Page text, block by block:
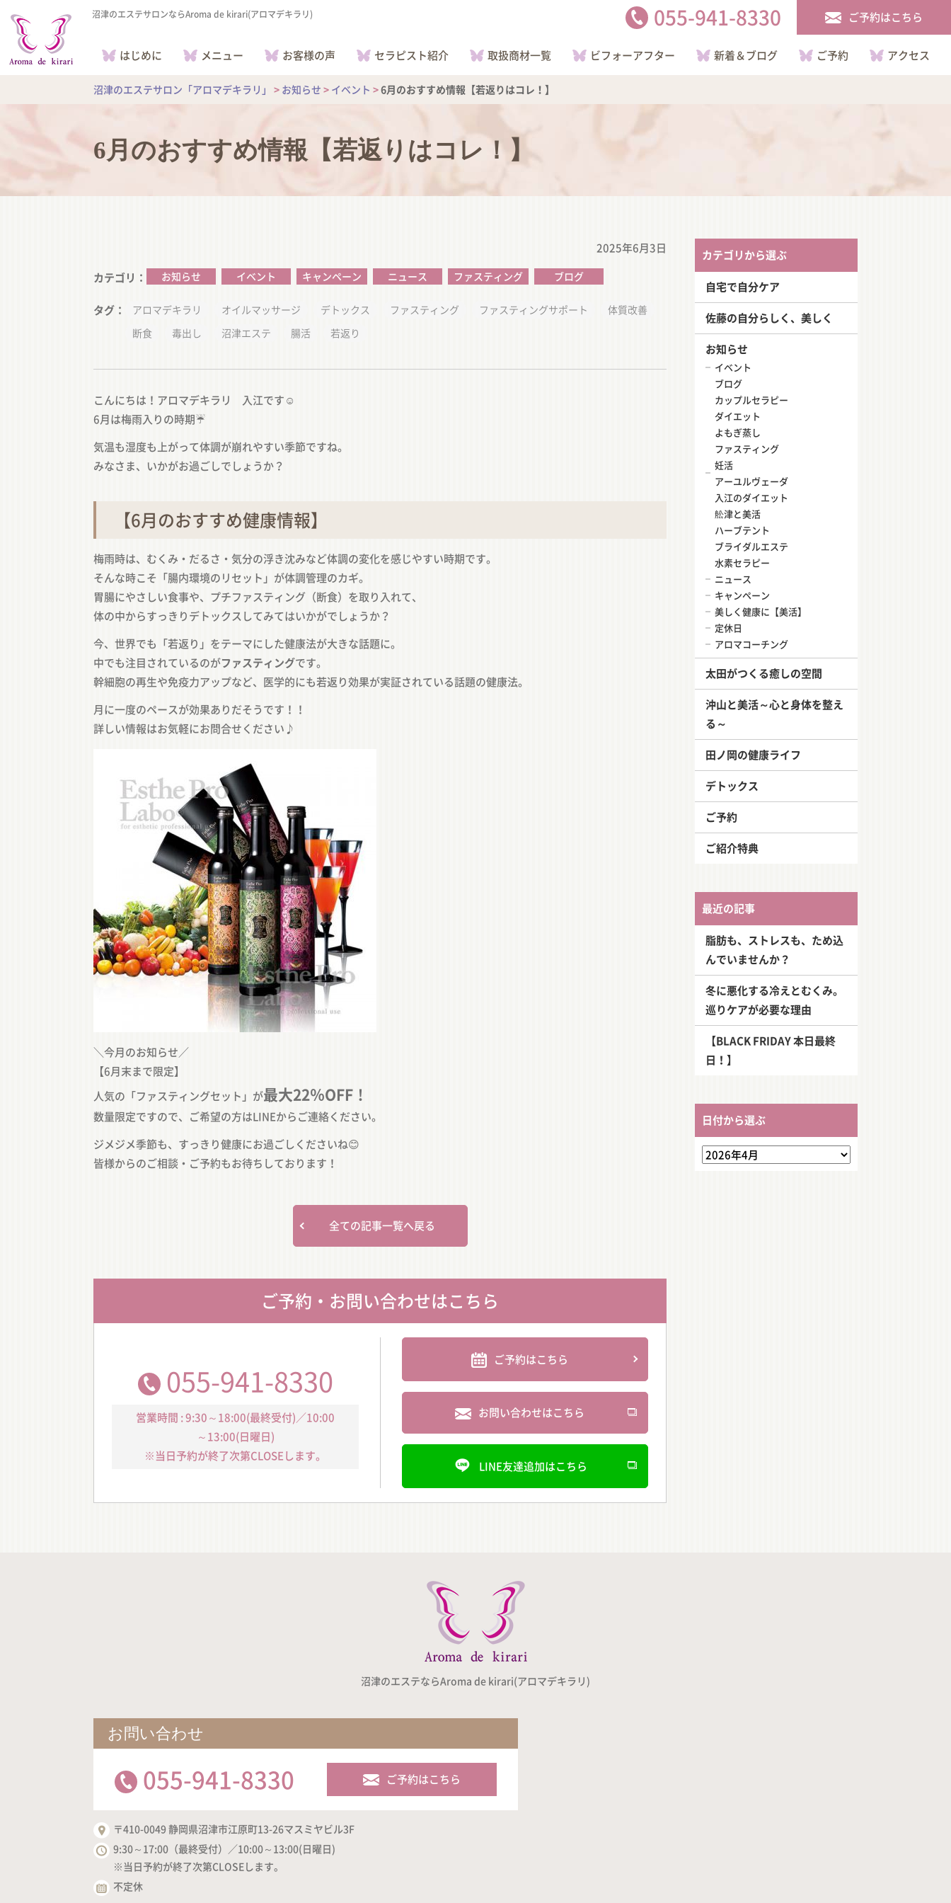
沼津のエステサロンならAroma de kirari(アロマデキラリ) 055-941-8330 ご予約はこちら
はじめに メニュー お客様の声 セラピスト紹介 取扱商材一覧 ビフォーアフター 新着＆ブログ ご予約 アクセス
沼津のエステサロン「アロマデキラリ」 > お知らせ > イベント >6月のおすすめ情報【若返りはコレ！】
6月のおすすめ情報【若返りはコレ！】
2025年6月3日
カテゴリ
お知らせ イベント キャンペーン ニュース ファスティング ブログ
タグ アロマデキラリ オイルマッサージ デトックス ファスティング ファスティングサポート
体質改善
断食
毒出し 沼津エステ 腸活 若返り
こんにちは！アロマデキラリ 入江です☺️
6月は梅雨入りの時期☔️
気温も湿度も上がって体調が崩れやすい季節ですね。
みなさま、いかがお過ごしでしょうか？
【6月のおすすめ健康情報】
梅雨時は、むくみ・だるさ・気分の浮き沈みなど体調の変化を感じやすい時期です。
そんな時こそ「腸内環境のリセット」が体調管理のカギ。
胃腸にやさしい食事や、プチファスティング（断食）を取り入れて、
体の中からすっきりデトックスしてみてはいかがでしょうか？
今、世界でも「若返り」をテーマにした健康法が大きな話題に。
中でも注目されているのがファスティングです。
幹細胞の再生や免疫力アップなど、医学的にも若返り効果が実証されている話題の健康法。
月に一度のペースが効果ありだそうです！！
詳しい情報はお気軽にお問合せください♪
＼今月のお知らせ／
【6月末まで限定】
人気の「ファスティングセット」が最大22％OFF ！
数量限定ですので、ご希望の方はLINEからご連絡ください。
ジメジメ季節も、すっきり健康にお過ごしくださいね😊
皆様からのご相談・ご予約もお待ちしております！
全ての記事一覧へ戻る
ご予約・お問い合わせはこちら
055-941-8330
営業時間 : 9:30～18:00(最終受付)／10:00
～13:00(日曜日)
※当日予約が終了次第CLOSEします。
ご予約はこちら
お問い合わせはこちら
LINE友達追加はこちら
カテゴリから選ぶ
自宅で自分ケア
佐藤の自分らしく、美しく
お知らせ
イベント
ブログ
カップルセラピー
ダイエット
よもぎ蒸し
ファスティング
妊活
アーユルヴェーダ
入江のダイエット
舩津と美活
ハーブテント
ブライダルエステ
水素セラピー
ニュース
キャンペーン
美しく健康に【美活】
定休日
アロマコーチング
太田がつくる癒しの空間
沖山と美活～心と身体を整え
る～
田ノ岡の健康ライフ
デトックス
ご予約
ご紹介特典
最近の記事
脂肪も、ストレスも、ため込
んでいませんか？
冬に悪化する冷えとむくみ。
巡りケアが必要な理由
【BLACK FRIDAY 本日最終
日！】
日付から選ぶ
沼津のエステならAroma de kirari(アロマデキラリ)
お問い合わせ
055-941-8330 ご予約はこちら
〒410-0049 静岡県沼津市江原町13-26マスミヤビル3F
9:30～17:00（最終受付）／10:00～13:00(日曜日)
※当日予約が終了次第CLOSEします。
不定休